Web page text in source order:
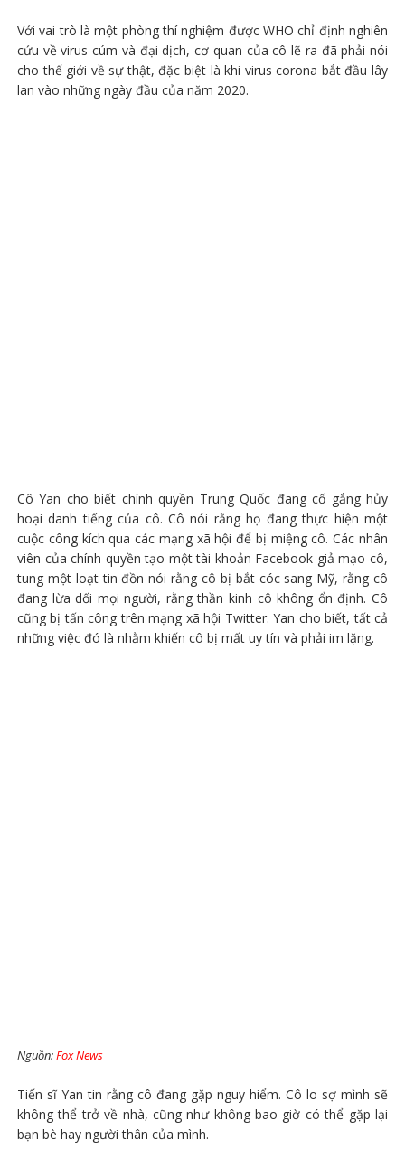
Với vai trò là một phòng thí nghiệm được WHO chỉ định nghiên
cứu về virus cúm và đại dịch, cơ quan của cô lẽ ra đã phải nói
cho thế giới về sự thật, đặc biệt là khi virus corona bắt đầu lây
lan vào những ngày đầu của năm 2020.
Cô Yan cho biết chính quyền Trung Quốc đang cố gắng hủy
hoại danh tiếng của cô. Cô nói rằng họ đang thực hiện một
cuộc công kích qua các mạng xã hội để bị miệng cô. Các nhân
viên của chính quyền tạo một tài khoản Facebook giả mạo cô,
tung một loạt tin đồn nói rằng cô bị bắt cóc sang Mỹ, rằng cô
đang lừa dối mọi người, rằng thần kinh cô không ổn định. Cô
cũng bị tấn công trên mạng xã hội Twitter. Yan cho biết, tất cả
những việc đó là nhằm khiến cô bị mất uy tín và phải im lặng.
Nguồn:Fox News
Tiến sĩ Yan tin rằng cô đang gặp nguy hiểm. Cô lo sợ mình sẽ
không thể trở về nhà, cũng như không bao giờ có thể gặp lại
bạn bè hay người thân của mình.